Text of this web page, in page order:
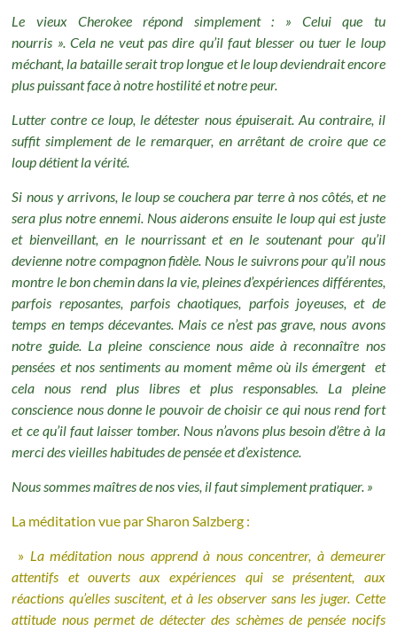
Le vieux Cherokee répond simplement : » Celui que tu
nourris ».Cela ne veut pas dire qu’il faut blesser ou tuer le loup
méchant, la bataille serait trop longue et le loup deviendrait encore
plus puissant face à notre hostilité et notre peur.
Lutter contre ce loup, le détester nous épuiserait. Au contraire, il
suffit simplement de le remarquer, en arrêtant de croire que ce
loup détient la vérité.
Si nous y arrivons, le loup se couchera par terre à nos côtés, et ne
sera plus notre ennemi. Nous aiderons ensuite le loup qui est juste
et bienveillant, en le nourrissant et en le soutenant pour qu’il
devienne notre compagnon fidèle. Nous le suivrons pour qu’il nous
montre le bon chemin dans la vie, pleines d’expériences différentes,
parfois reposantes, parfois chaotiques, parfois joyeuses, et de
temps en temps décevantes. Mais ce n’est pas grave, nous avons
notre guide. La pleine conscience nous aide à reconnaître nos
pensées et nos sentiments au moment même où ils émergent et
cela nous rend plus libres et plus responsables. La pleine
conscience nous donne le pouvoir de choisir ce qui nous rend fort
et ce qu’il faut laisser tomber. Nous n’avons plus besoin d’être à la
merci des vieilles habitudes de pensée et d’existence.
Nous sommes maîtres de nos vies, il faut simplement pratiquer. »
La méditation vue par Sharon Salzberg :
» La méditation nous apprend à nous concentrer, à demeurer
attentifs et ouverts aux expériences qui se présentent, aux
réactions qu’elles suscitent, et à les observer sans les juger. Cette
attitude nous permet de détecter des schèmes de pensée nocifs